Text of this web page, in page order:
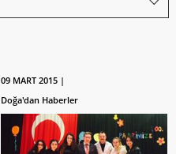
09 MART 2015 |
Doğa'dan Haberler